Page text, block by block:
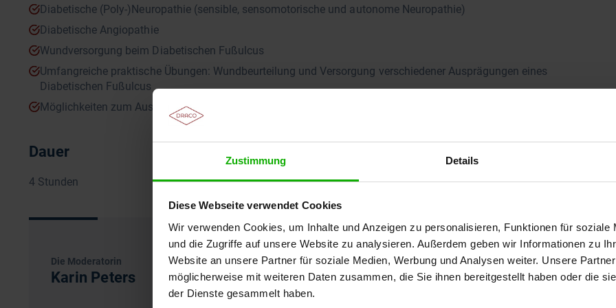
Zustimmung Details
Diese Webseite verwendet Cookies
Wir verwenden Cookies, um Inhalte und Anzeigen zu personalisieren, Funktionen für soziale
und die Zugriffe auf unsere Website zu analysieren. Außerdem geben wir Informationen zu
Website an unsere Partner für soziale Medien, Werbung und Analysen weiter. Unsere
möglicherweise mit weiteren Daten zusammen, die Sie ihnen bereitgestellt haben oder die
der Dienste gesammelt haben.
Diabetische (Poly-)Neuropathie (sensible, sensomotorische und autonome Neuropathie)
Diabetische Angiopathie
Wundversorgung beim Diabetischen Fußulcus
Umfangreiche praktische Übungen: Wundbeurteilung und Versorgung verschiedener Ausprägungen eines
Diabetischen Fußulcus
Möglichkeiten zum Austausch
Dauer
4 Stunden
Die Moderatorin
Karin Peters